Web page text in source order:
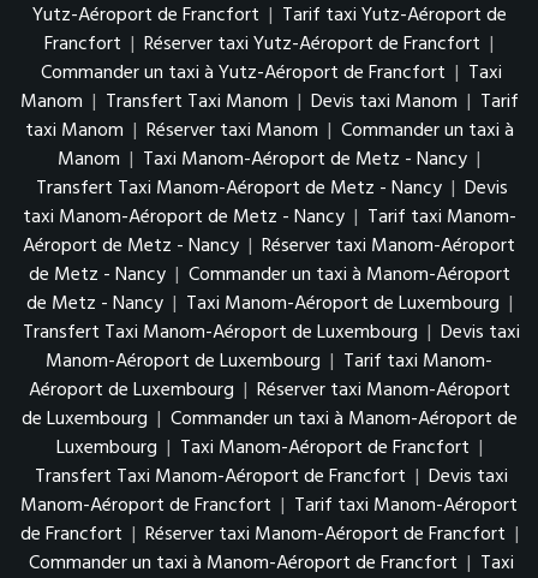
Yutz-Aéroport de Francfort | Tarif taxi Yutz-Aéroport de
Francfort | Réserver taxi Yutz-Aéroport de Francfort |
Commander un taxi à Yutz-Aéroport de Francfort | Taxi
Manom | Transfert Taxi Manom | Devis taxi Manom | Tarif
taxi Manom | Réserver taxi Manom | Commander un taxi à
Manom | Taxi Manom-Aéroport de Metz - Nancy |
Transfert Taxi Manom-Aéroport de Metz - Nancy | Devis
taxi Manom-Aéroport de Metz - Nancy | Tarif taxi Manom-
Aéroport de Metz - Nancy | Réserver taxi Manom-Aéroport
de Metz - Nancy | Commander un taxi à Manom-Aéroport
de Metz - Nancy | Taxi Manom-Aéroport de Luxembourg |
Transfert Taxi Manom-Aéroport de Luxembourg | Devis taxi
Manom-Aéroport de Luxembourg | Tarif taxi Manom-
Aéroport de Luxembourg | Réserver taxi Manom-Aéroport
de Luxembourg | Commander un taxi à Manom-Aéroport de
Luxembourg | Taxi Manom-Aéroport de Francfort |
Transfert Taxi Manom-Aéroport de Francfort | Devis taxi
Manom-Aéroport de Francfort | Tarif taxi Manom-Aéroport
de Francfort | Réserver taxi Manom-Aéroport de Francfort |
Commander un taxi à Manom-Aéroport de Francfort | Taxi